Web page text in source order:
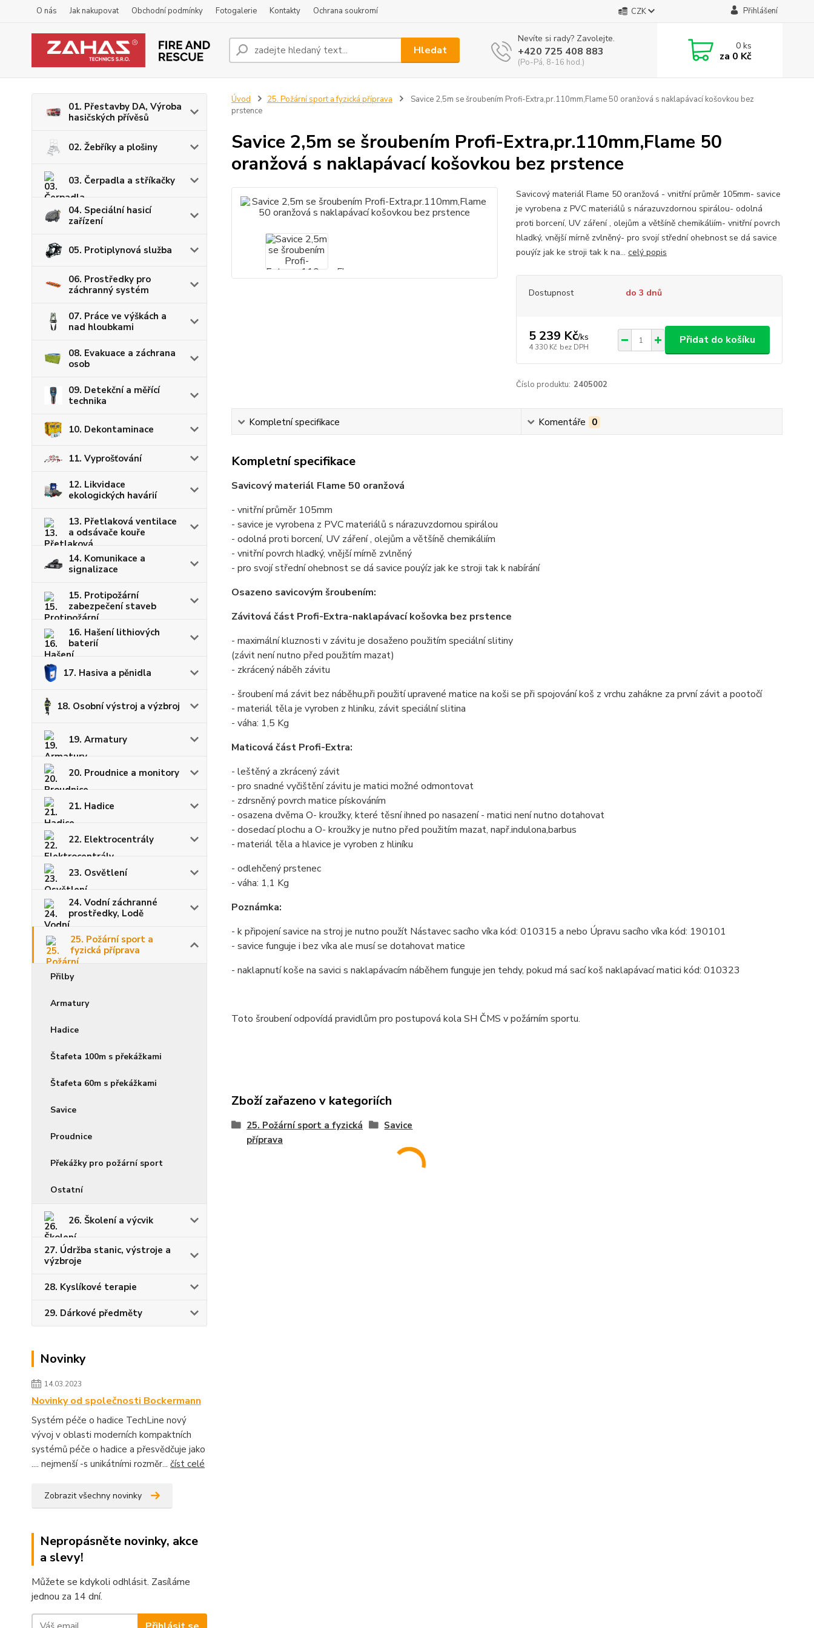
O nás Jak nakupovat Obchodní podmínky Fotogalerie Kontakty Ochrana soukromí CZK Přihlášení
Hledat
Nevíte si rady? Zavolejte.
+420 725 408 883
(Po-Pá, 8-16 hod.)
0ks
za 0 Kč
01. Přestavby DA, Výroba
hasičských přívěsů
02. Žebříky a plošiny
03. Čerpadla a stříkačky
04. Speciální hasicí
zařízení
05. Protiplynová služba
06. Prostředky pro
záchranný systém
07. Práce ve výškách a
nad hloubkami
08. Evakuace a záchrana
osob
09. Detekční a měřící
technika
10. Dekontaminace
11. Vyprošťování
12. Likvidace
ekologických havárií
13. Přetlaková ventilace
a odsávače kouře
14. Komunikace a
signalizace
15. Protipožární
zabezpečení staveb
16. Hašení lithiových
baterií
17. Hasiva a pěnidla
18. Osobní výstroj a výzbroj
19. Armatury
20. Proudnice a monitory
21. Hadice
22. Elektrocentrály
23. Osvětlení
24. Vodní záchranné
prostředky, Lodě
25. Požární sport a
fyzická příprava
Přilby
Armatury
Hadice
Štafeta 100m s překážkami
Štafeta 60m s překážkami
Savice
Proudnice
Překážky pro požární sport
Ostatní
26. Školení a výcvik
27. Údržba stanic, výstroje a
výzbroje
28. Kyslíkové terapie
29. Dárkové předměty
Novinky
14.03.2023
Novinky od společnosti Bockermann
Systém péče o hadice TechLine nový
vývoj v oblasti moderních kompaktních
systémů péče o hadice a přesvědčuje jako
.... nejmenší -s unikátními rozměr... číst celé
Zobrazit všechny novinky
Nepropásněte novinky, akce
a slevy!
Můžete se kdykoli odhlásit. Zasíláme
jednou za 14 dní.
Úvod 25. Požární sport a fyzická příprava
Savice 2,5m se šroubením Profi-Extra,pr.110mm,Flame 50 oranžová s naklapávací košovkou bez
prstence
Savice 2,5m se šroubením Profi-Extra,pr.110mm,Flame 50
oranžová s naklapávací košovkou bez prstence
Savicový materiál Flame 50 oranžová - vnitřní průměr 105mm- savice
je vyrobena z PVC materiálů s nárazuvzdornou spirálou- odolná
proti borcení, UV záření , olejům a většíně chemikáliím- vnitřní povrch
hladký, vnější mírně zvlněný- pro svojí střední ohebnost se dá savice
pouýíz jak ke stroji tak k na... celý popis
Dostupnost do 3 dnů
5 239 Kč/ks
4 330 Kč bez DPH
Přidat do košíku
Číslo produktu: 2405002
Kompletní specifikace Komentáře 0
Kompletní specifikace
Savicový materiál Flame 50 oranžová
- vnitřní průměr 105mm
- savice je vyrobena z PVC materiálů s nárazuvzdornou spirálou
- odolná proti borcení, UV záření , olejům a většíně chemikáliím
- vnitřní povrch hladký, vnější mírně zvlněný
- pro svojí střední ohebnost se dá savice pouýíz jak ke stroji tak k nabírání
Osazeno savicovým šroubením:
Závitová část Profi-Extra-naklapávací košovka bez prstence
- maximální kluznosti v závitu je dosaženo použitím speciální slitiny
(závit není nutno před použitím mazat)
- zkrácený náběh závitu
- šroubení má závit bez náběhu,při použití upravené matice na koši se při spojování koš z vrchu zahákne za první závit a pootočí
- materiál těla je vyroben z hliníku, závit speciální slitina
- váha: 1,5 Kg
Maticová část Profi-Extra:
- leštěný a zkrácený závit
- pro snadné vyčištění závitu je matici možné odmontovat
- zdrsněný povrch matice pískováním
- osazena dvěma O- kroužky, které těsní ihned po nasazení - matici není nutno dotahovat
- dosedací plochu a O- kroužky je nutno před použitím mazat, např.indulona,barbus
- materiál těla a hlavice je vyroben z hliníku
- odlehčený prstenec
- váha: 1,1 Kg
Poznámka:
- k připojení savice na stroj je nutno použít Nástavec sacího víka kód: 010315 a nebo Úpravu sacího víka kód: 190101
- savice funguje i bez víka ale musí se dotahovat matice
- naklapnutí koše na savici s naklapávacím náběhem funguje jen tehdy, pokud má sací koš naklapávací matici kód: 010323
Toto šroubení odpovídá pravidlům pro postupová kola SH ČMS v požárním sportu.
Zboží zařazeno v kategoriích
25. Požární sport a fyzická
příprava
Savice